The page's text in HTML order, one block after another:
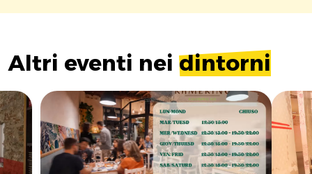
Altri eventi nei dintorni